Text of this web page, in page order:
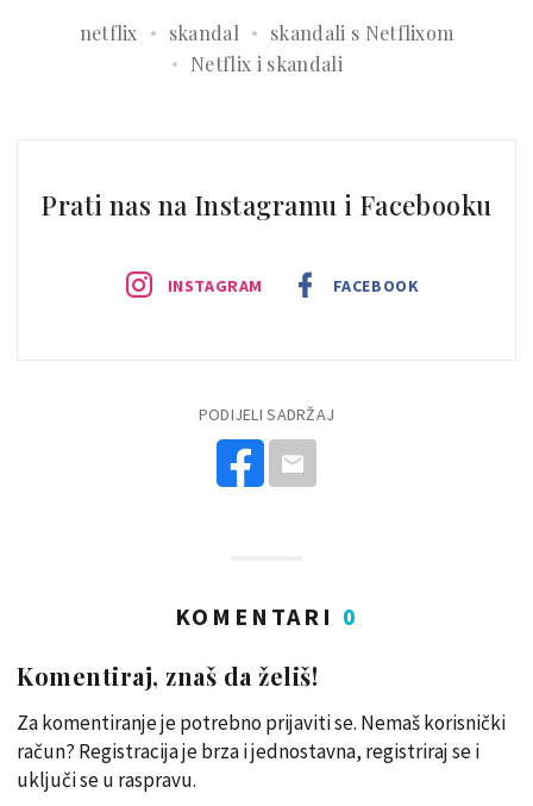
netflix skandal
skandali s Netflixom
Netflix i skandali
Prati nas na Instagramu i Facebooku
INSTAGRAM FACEBOOK
PODIJELI SADRŽAJ
KOMENTARI 0
Komentiraj, znaš da želiš!
Za komentiranje je potrebno prijaviti se. Nemaš korisnički
račun? Registracija je brza i jednostavna, registriraj se i
uključi se u raspravu.